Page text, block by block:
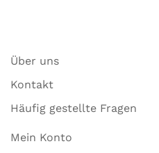
Über uns
Kontakt
Häufig gestellte Fragen
Mein Konto